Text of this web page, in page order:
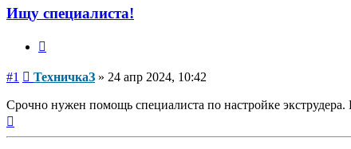
Ищу специалиста!
#1 Сообщение
ТехничкаЗ » 24 апр 2024, 10:42
Срочно нужен помощь специалиста по настройке